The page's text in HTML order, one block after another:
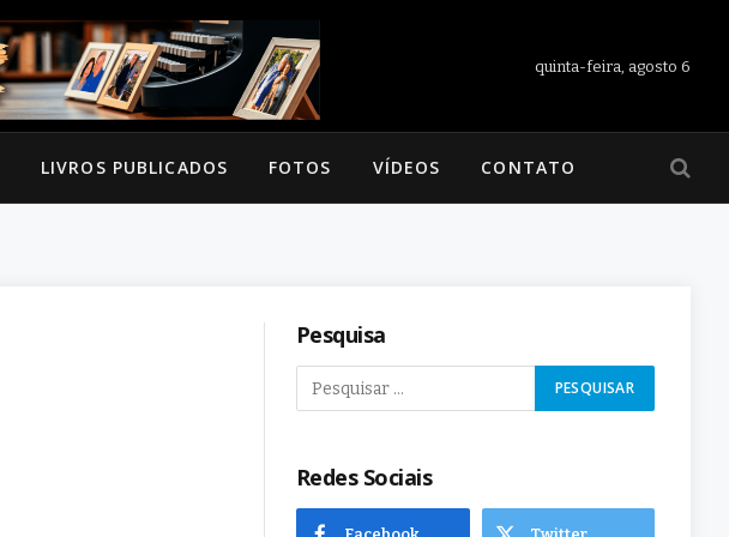
quinta-feira, agosto 6
LIVROS PUBLICADOS FOTOS VÍDEOS CONTATO
Pesquisa
Redes Sociais